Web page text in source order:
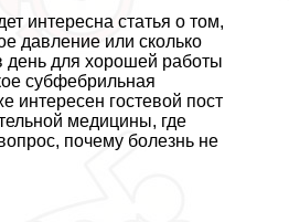
интересна статья о том,
давление или сколько
день для хорошей работы
субфебрильная
интересен гостевой пост
медицины, где
почему болезнь не